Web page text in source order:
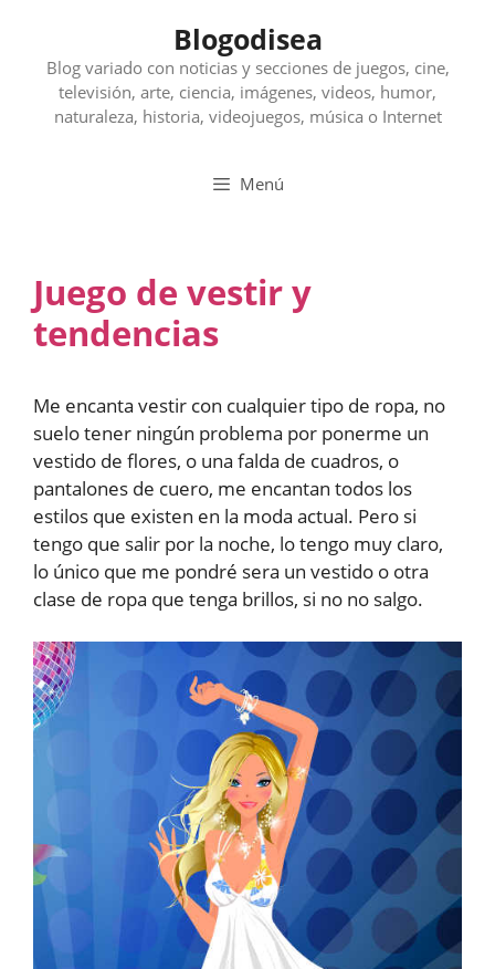
contenido
Blogodisea
Blog variado con noticias y secciones de juegos, cine,
televisión, arte, ciencia, imágenes, videos, humor,
naturaleza, historia, videojuegos, música o Internet
Menú
Juego de vestir y
tendencias
Me encanta vestir con cualquier tipo de ropa, no
suelo tener ningún problema por ponerme un
vestido de flores, o una falda de cuadros, o
pantalones de cuero, me encantan todos los
estilos que existen en la moda actual. Pero si
tengo que salir por la noche, lo tengo muy claro,
lo único que me pondré sera un vestido o otra
clase de ropa que tenga brillos, si no no salgo.